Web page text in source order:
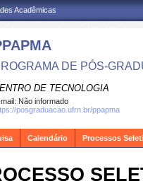
Acadêmicas
DE PÓS-
DE TECNOLOGIA
Não informado
posgraduacao.ufrn.br/ppapma
Calendário Processos